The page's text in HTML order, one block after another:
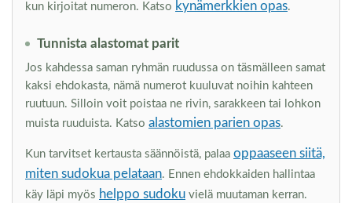
kun kirjoitat numeron. Katso kynämerkkien opas.
Tunnista alastomat parit
Jos kahdessa saman ryhmän ruudussa on täsmälleen samat
kaksi ehdokasta, nämä numerot kuuluvat noihin kahteen
ruutuun. Silloin voit poistaa ne rivin, sarakkeen tai lohkon
muista ruuduista. Katso alastomien parien opas.
Kun tarvitset kertausta säännöistä, palaa oppaaseen siitä,
miten sudokua pelataan. Ennen ehdokkaiden hallintaa
käy läpi myös helppo sudoku vielä muutaman kerran.